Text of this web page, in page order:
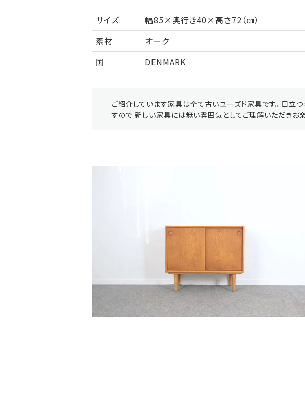
サイズ
幅85×奥行き40×高さ72（㎝）
素材
オーク
国
DENMARK
ご紹介しています家具は全て古いユーズド家具です。 目立
すので 新しい家具には無い雰囲気としてご理解いただきお